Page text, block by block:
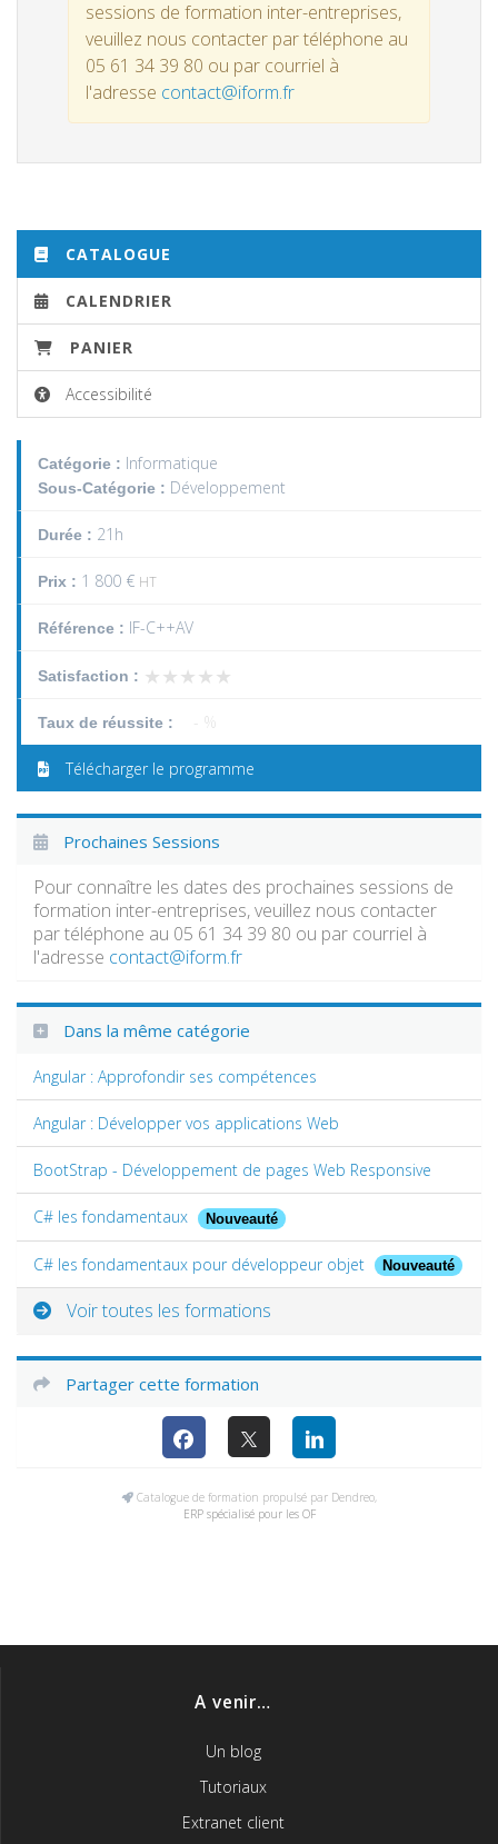
sessions de formation inter-entreprises,
veuillez nous contacter par téléphone au
05 61 34 39 80 ou par courriel à
l'adresse contact@iform.fr
CATALOGUE
CALENDRIER
PANIER
Accessibilité
Catégorie : Informatique
Sous-Catégorie : Développement
Durée : 21h
Prix : 1 800 € HT
Référence : IF-C++AV
Satisfaction : ★★★★★
★★★★★
Taux de réussite :
Télécharger le programme
Prochaines Sessions
Pour connaître les dates des prochaines sessions de
formation inter-entreprises, veuillez nous contacter
par téléphone au 05 61 34 39 80 ou par courriel à
l'adresse contact@iform.fr
Dans la même catégorie
Angular : Approfondir ses compétences
Angular : Développer vos applications Web
BootStrap - Développement de pages Web Responsive
C# les fondamentaux Nouveauté
C# les fondamentaux pour développeur objet Nouveauté
Voir toutes les formations
Partager cette formation
Catalogue de formation propulsé par Dendreo,
ERP spécialisé pour les OF
A venir…
Un blog
Tutoriaux
Extranet client